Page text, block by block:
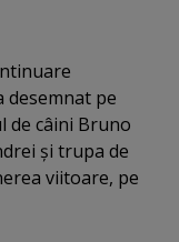
desemnat pe
de câini Bruno
şi trupa de
viitoare, pe